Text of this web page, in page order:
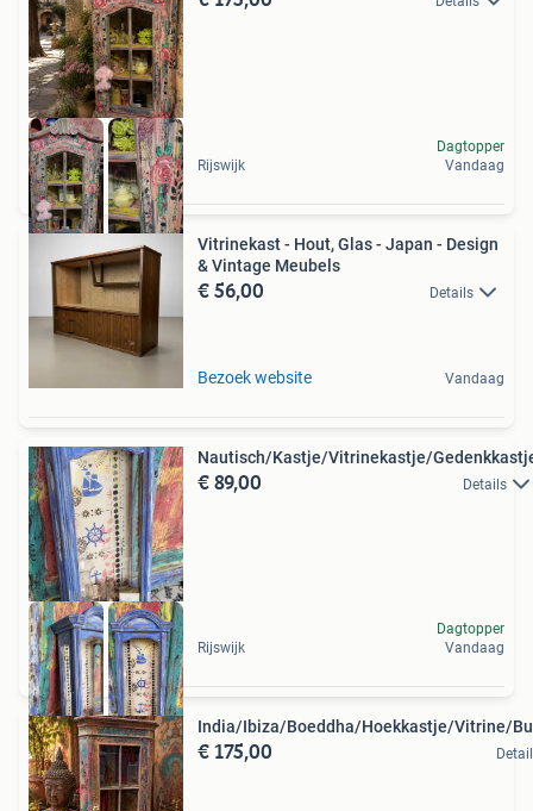
Rijswijk
Dagtopper
Vandaag
Vitrinekast - Hout, Glas - Japan - Design
& Vintage Meubels
€ 56,00 Details
Bezoek website Vandaag
Nautisch/Kastje/Vitrinekastje/
€ 89,00 Details
Rijswijk
Dagtopper
Vandaag
India/Ibiza/Boeddha/Hoekkastje/Vitrine/
€ 175,00